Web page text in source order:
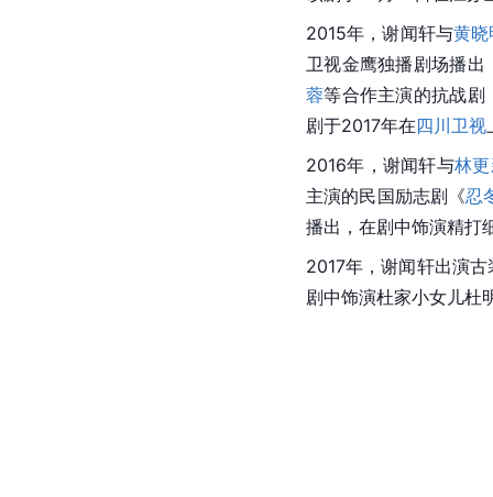
2015年，谢闻轩与黄晓
卫视金鹰独播剧场播出
蓉等合作主演的抗战剧
剧于2017年在四川卫视
2016年，谢闻轩与林
主演的民国励志剧《忍
播出，在剧中饰演精打
2017年，谢闻轩出演
剧中饰演杜家小女儿杜